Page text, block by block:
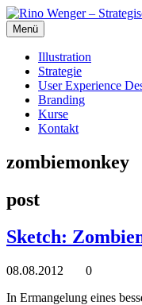
Menü
Illustration
Strategie
User Experience
Branding
Kurse
Kontakt
zombiemonkey
post
Sketch:
08.08.2012
0
In Ermangelung eines